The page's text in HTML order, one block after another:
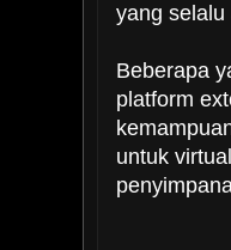
yang selalu
Beberapa
platform
untuk